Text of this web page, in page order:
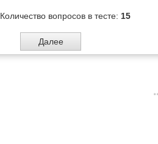
Количество вопросов в тесте: 15